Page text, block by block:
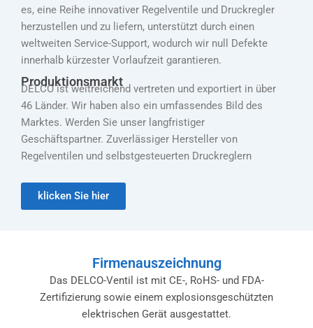
es, eine Reihe innovativer Regelventile und Druckregler
herzustellen und zu liefern, unterstützt durch einen
weltweiten Service-Support, wodurch wir null Defekte
innerhalb kürzester Vorlaufzeit garantieren.
Produktionsmarkt
DELCO ist weitreichend vertreten und exportiert in über
46 Länder. Wir haben also ein umfassendes Bild des
Marktes. Werden Sie unser langfristiger
Geschäftspartner. Zuverlässiger Hersteller von
Regelventilen und selbstgesteuerten Druckreglern
klicken Sie hier
Firmenauszeichnung
Das DELCO-Ventil ist mit CE-, RoHS- und FDA-
Zertifizierung sowie einem explosionsgeschützten
elektrischen Gerät ausgestattet.